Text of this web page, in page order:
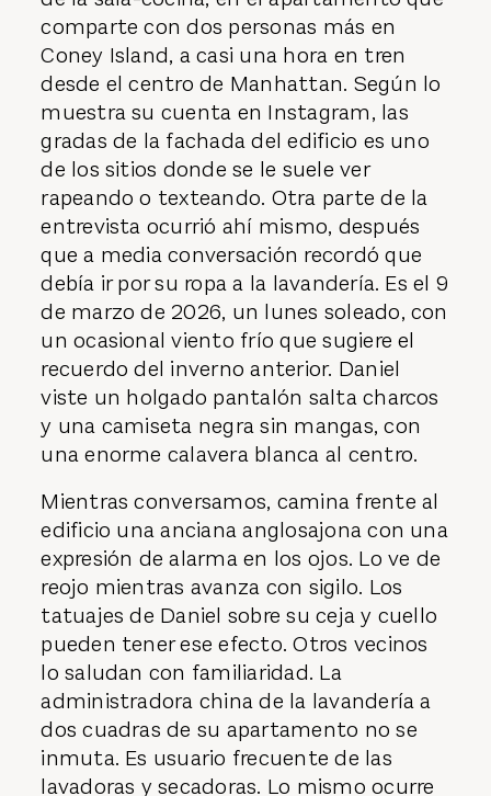
comparte con dos personas más en
Coney Island, a casi una hora en tren
desde el centro de Manhattan. Según lo
muestra su cuenta en Instagram, las
gradas de la fachada del edificio es uno
de los sitios donde se le suele ver
rapeando o texteando. Otra parte de la
entrevista ocurrió ahí mismo, después
que a media conversación recordó que
debía ir por su ropa a la lavandería. Es el 9
de marzo de 2026, un lunes soleado, con
un ocasional viento frío que sugiere el
recuerdo del inverno anterior. Daniel
viste un holgado pantalón salta charcos
y una camiseta negra sin mangas, con
una enorme calavera blanca al centro.
Mientras conversamos, camina frente al
edificio una anciana anglosajona con una
expresión de alarma en los ojos. Lo ve de
reojo mientras avanza con sigilo. Los
tatuajes de Daniel sobre su ceja y cuello
pueden tener ese efecto. Otros vecinos
lo saludan con familiaridad. La
administradora china de la lavandería a
dos cuadras de su apartamento no se
inmuta. Es usuario frecuente de las
lavadoras y secadoras. Lo mismo ocurre